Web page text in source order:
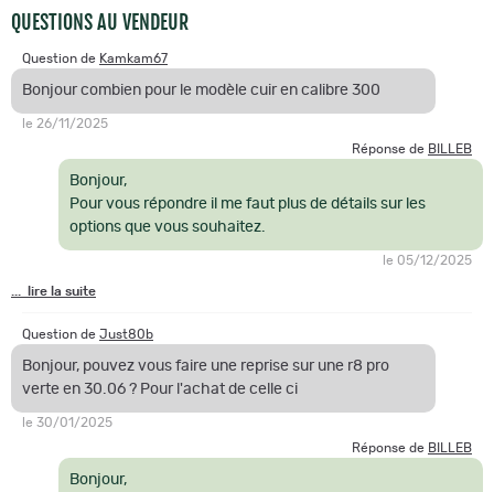
Rappel : Vente interdite au moins de 18 ans
Pour les armes ou munitions de catégorie C
Copie de votre carte nationale d'identité (CNI) recto verso ou
Passeport
Votre numéro de téléphone mobile ainsi que votre adresse mail
validité tamponnée du médecinOU
Votre permis de chasse accompagné de sa validation de
l'année en cours ou N-1
Pour les armes uniquement : Un justificatif de domicile de
moins de 3 mois (edf-téléphone-gaz)
Détails techniques :
MARQUE: Blaser
MODELE: R8 Ultimate
TYPE D'ARME: Carabine Linéaire
CHOKES
EJECTEURS: Oui
BILLE D'ACIER: Non
CAPACITE DE L'ARME
QUESTIONS AU VENDEUR
Question de Kamkam67
Bonjour combien pour le modèle cuir en calibre 300
le 26/11/2025
Réponse de BILLEB
Bonjour,
Pour vous répondre il me faut plus de détails sur les
options que vous souhaitez.
le 05/12/2025
... lire la suite
Question de Just80b
Bonjour, pouvez vous faire une reprise sur une r8 pro
verte en 30.06 ? Pour l'achat de celle ci
le 30/01/2025
Réponse de BILLEB
Bonjour,